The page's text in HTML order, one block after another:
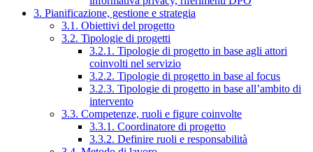
3. Pianificazione, gestione e strategia
3.1. Obiettivi del progetto
3.2. Tipologie di progetti
3.2.1. Tipologie di progetto in base agli attori
coinvolti nel servizio
3.2.2. Tipologie di progetto in base al focus
3.2.3. Tipologie di progetto in base all’ambito di
intervento
3.3. Competenze, ruoli e figure coinvolte
3.3.1. Coordinatore di progetto
3.3.2. Definire ruoli e responsabilità